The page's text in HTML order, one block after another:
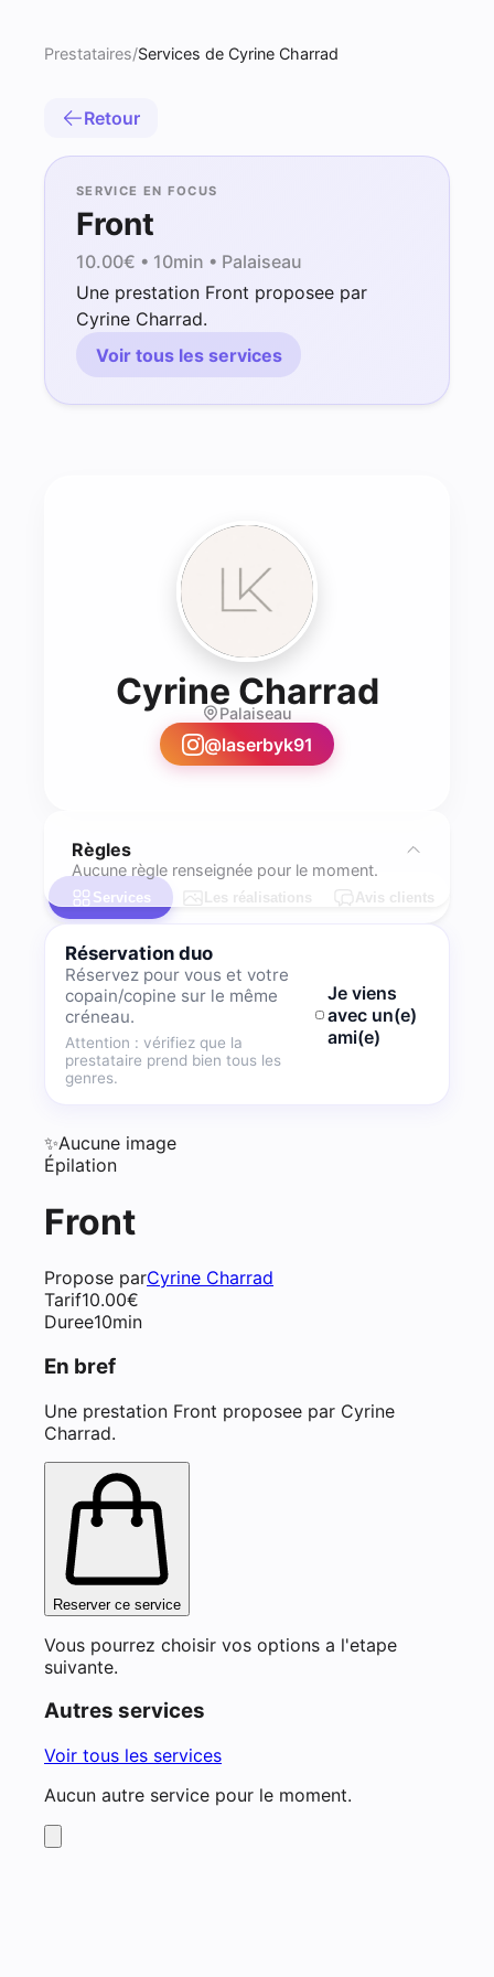
Prestataires/Services de Cyrine Charrad
Retour
SERVICE EN FOCUS
Front
10.00€ • 10min • Palaiseau
Une prestation Front proposee par
Cyrine Charrad.
Voir tous les services
Cyrine Charrad-
Palaiseau
@laserbyk91
Règles
Aucune règle renseignée pour le moment.
Services Les réalisations Avis clients
Réservation duo
Réservez pour vous et votre
copain/copine sur le même
créneau.
Attention : vérifiez que la
prestataire prend bien tous les
genres.
Je viens
avec un(e)
ami(e)
✨Aucune image
Épilation
Front
Propose parCyrine Charrad
Tarif10.00€
Duree10min
En bref
Une prestation Front proposee par Cyrine
Charrad.
Reserver ce service
Vous pourrez choisir vos options a l'etape
suivante.
Autres services
Voir tous les services
Aucun autre service pour le moment.